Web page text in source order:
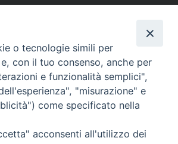
DI ALBANO
06.93268401 - Fax.: 06.9323844
curia@diocesidialbano.it
al Venerdì Ore: 9:00 - 13:00
e Venerdì, Ore 9:30 - 12:30
o tecnologie simili per
con il tuo consenso, anche per
e funzionalità semplici",
"misurazione" e
come specificato nella
acconsenti all'utilizzo dei